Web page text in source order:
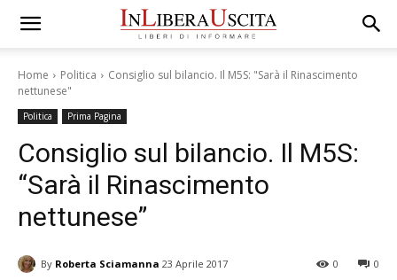
Home Politica
Consiglio sul bilancio. Il M5S: "Sarà il Rinascimento
nettunese"
Politica Prima Pagina
Consiglio sul bilancio. Il M5S:
“Sarà il Rinascimento
nettunese”
By Roberta Sciamanna 23 Aprile 2017 0
0